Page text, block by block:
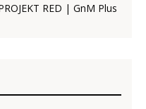
RED | GnM Plus